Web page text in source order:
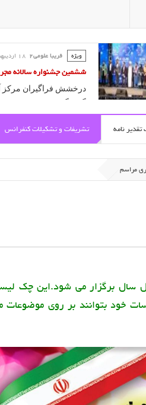
ویژه فریبا علومی2 18 ارديبهشت 1395
کلاس گویندگی و آیین
فریبا علومی یزدی
آموزش سخنوری و فن
تقدیر نامه تشریفات و تشکیلات کنفرانس
مراسم
طول سال برگزار می شود.این چک
خود بتوانند بر روی موضوعات